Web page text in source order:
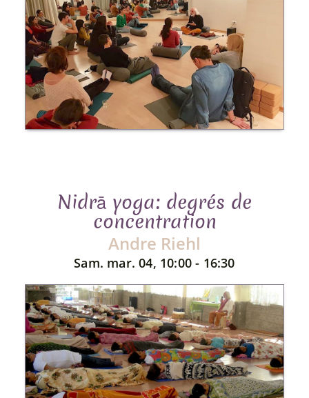
Nidrā yoga: degrés de
concentration
Andre Riehl
Sam. mar. 04, 10:00 - 16:30